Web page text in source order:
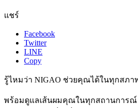
แชร์
Facebook
Twitter
LINE
Copy
รู้ไหมว่า NIGAO ช่วยคุณได้ในทุกสภา
พร้อมดูแลเส้นผมคุณในทุกสถานการณ์